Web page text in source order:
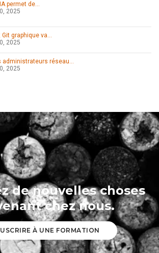
permet de…
2025
Git graphique va…
2025
administrateurs réseau…
2025
de nouvelles choses
chez nous.
À UNE FORMATION